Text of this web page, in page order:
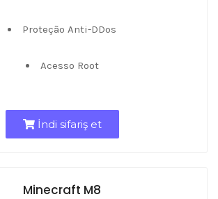
Proteção Anti-DDos
Acesso Root
İndi sifariş et
Minecraft M8